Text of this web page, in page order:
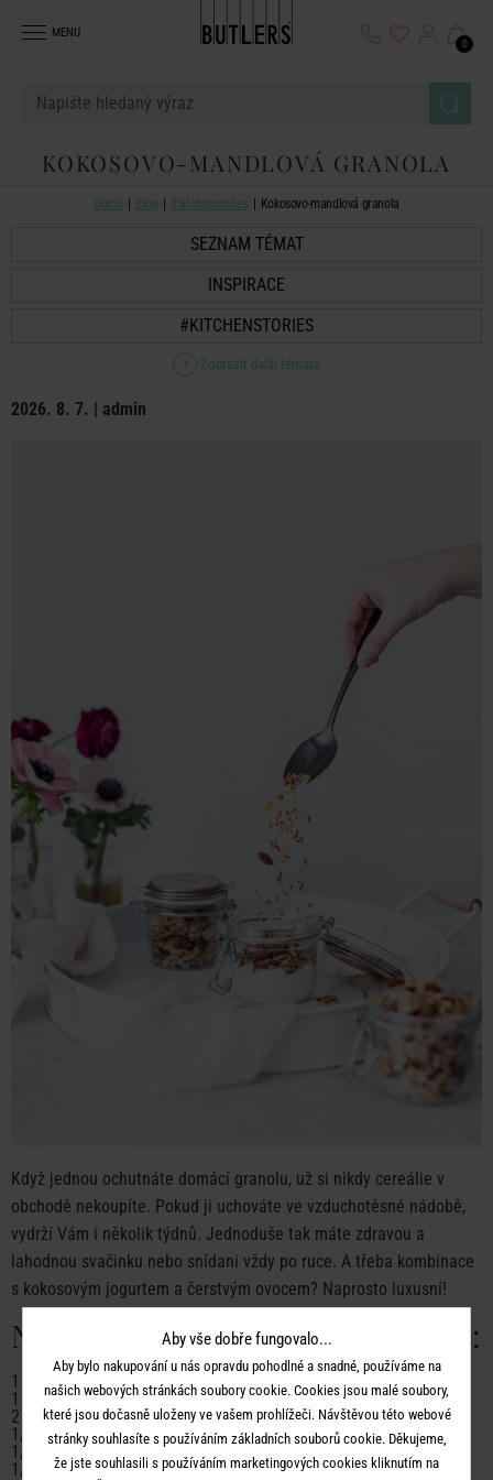
MENU
0
KOKOSOVO-MANDLOVÁ GRANOLA
Domů Blog #kitchenstories Kokosovo-mandlová granola
SEZNAM TÉMAT
INSPIRACE
#KITCHENSTORIES
Zobrazit další témata
2026. 8. 7. | admin
Když jednou ochutnáte domácí granolu, už si nikdy cereálie v
obchodě nekoupíte. Pokud ji uchováte ve vzduchotěsné nádobě,
vydrží Vám i několik týdnů. Jednoduše tak máte zdravou a
lahodnou svačinku nebo snídani vždy po ruce. A třeba kombinace
s kokosovým jogurtem a čerstvým ovocem? Naprosto luxusní!
NA 1 SKLENICI POTŘEBUJEME:
1 šálek ovesných vloček
1 šálek mandlí (celá jádra)
2 polévkové lžíce chia semínek
1/4 šálku javorového sirupu
1/2 šálku strouhaného kokosu
1/2 šálku kokosových lupínků (plátků)
Aby vše dobře fungovalo...
Aby bylo nakupování u nás opravdu pohodlné a snadné, používáme na
našich webových stránkách soubory cookie. Cookies jsou malé soubory,
které jsou dočasně uloženy ve vašem prohlížeči. Návštěvou této webové
stránky souhlasíte s používáním základních souborů cookie. Děkujeme,
že jste souhlasili s používáním marketingových cookies kliknutím na